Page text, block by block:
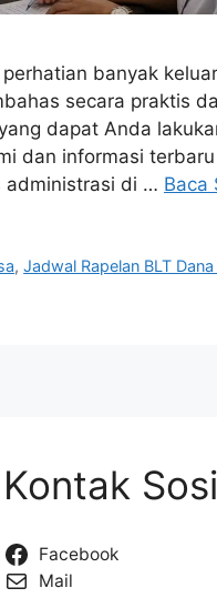
banyak
secara praktis
dapat Anda
dan informasi
administrasi di … Baca
,Jadwal Rapelan BLT Dana
Kontak
Facebook
Mail